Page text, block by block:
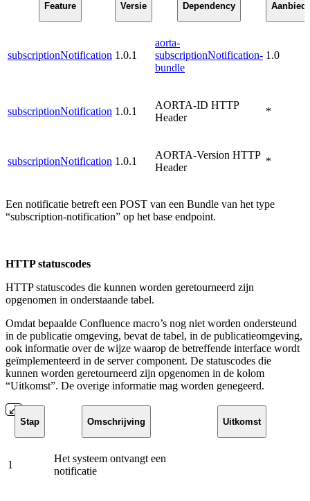
Feature Versie Dependency
subscriptionNotification 1.0.1
aorta-
subscriptionNotification-
bundle
1.0
subscriptionNotification 1.0.1
AORTA-ID HTTP
Header
*
subscriptionNotification 1.0.1
AORTA-Version HTTP
Header
*
Een notificatie betreft een POST van een Bundle van het type
“subscription-notification” op het base endpoint.
HTTP statuscodes
HTTP statuscodes die kunnen worden geretourneerd zijn
opgenomen in onderstaande tabel.
Omdat bepaalde Confluence macro’s nog niet worden ondersteund
in de publicatie omgeving, bevat de tabel, in de publicatieomgeving,
ook informatie over de wijze waarop de betreffende interface wordt
geïmplementeerd in de server component. De statuscodes die
kunnen worden geretourneerd zijn opgenomen in de kolom
“Uitkomst”. De overige informatie mag worden genegeerd.
Stap Omschrijving Uitkomst
1
Het systeem ontvangt een
notificatie